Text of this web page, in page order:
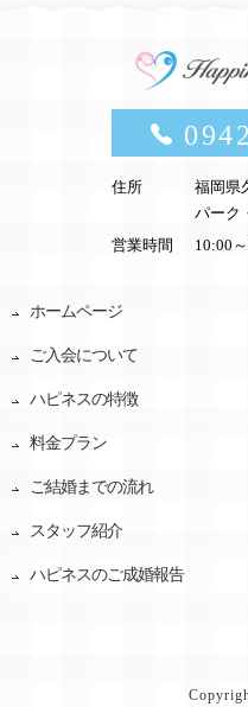
住所
福岡県
パーク
営業時間
10:00
ホームページ
ご入会について
ハピネスの特徴
料金プラン
ご結婚までの流れ
スタッフ紹介
ハピネスのご成婚報告